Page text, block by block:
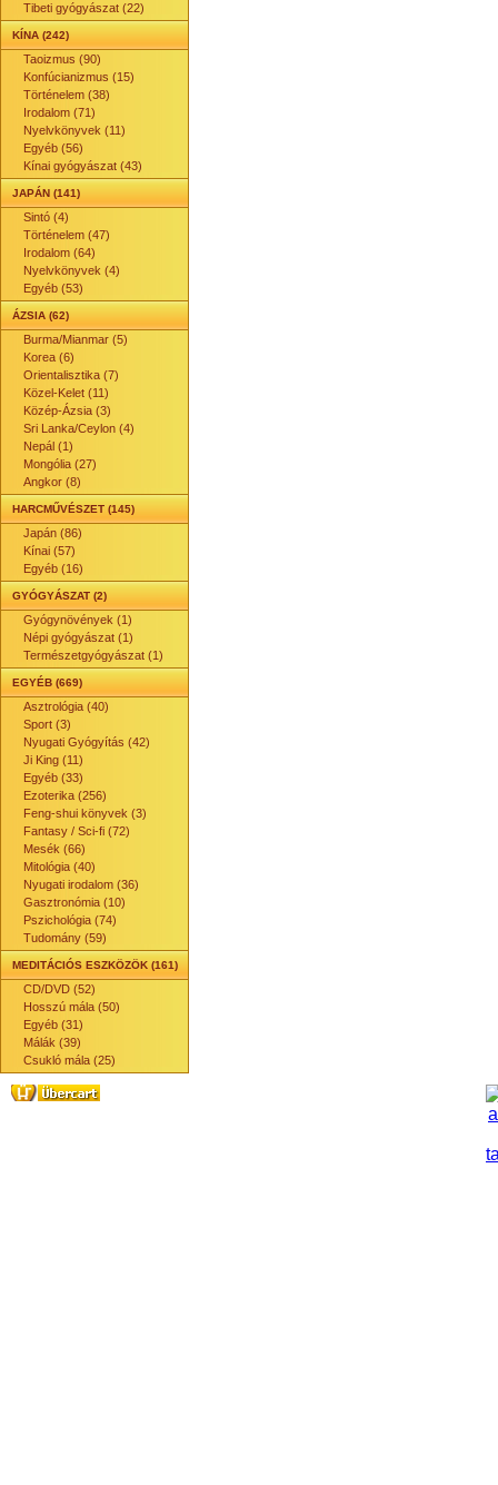
Tibeti gyógyászat (22)
KÍNA (242)
Taoizmus (90)
Konfúcianizmus (15)
Történelem (38)
Irodalom (71)
Nyelvkönyvek (11)
Egyéb (56)
Kínai gyógyászat (43)
JAPÁN (141)
Sintó (4)
Történelem (47)
Irodalom (64)
Nyelvkönyvek (4)
Egyéb (53)
ÁZSIA (62)
Burma/Mianmar (5)
Korea (6)
Orientalisztika (7)
Közel-Kelet (11)
Közép-Ázsia (3)
Sri Lanka/Ceylon (4)
Nepál (1)
Mongólia (27)
Angkor (8)
HARCMŰVÉSZET (145)
Japán (86)
Kínai (57)
Egyéb (16)
GYÓGYÁSZAT (2)
Gyógynövények (1)
Népi gyógyászat (1)
Természetgyógyászat (1)
EGYÉB (669)
Asztrológia (40)
Sport (3)
Nyugati Gyógyítás (42)
Ji King (11)
Egyéb (33)
Ezoterika (256)
Feng-shui könyvek (3)
Fantasy / Sci-fi (72)
Mesék (66)
Mitológia (40)
Nyugati irodalom (36)
Gasztronómia (10)
Pszichológia (74)
Tudomány (59)
MEDITÁCIÓS ESZKÖZÖK (161)
CD/DVD (52)
Hosszú mála (50)
Egyéb (31)
Málák (39)
Csukló mála (25)